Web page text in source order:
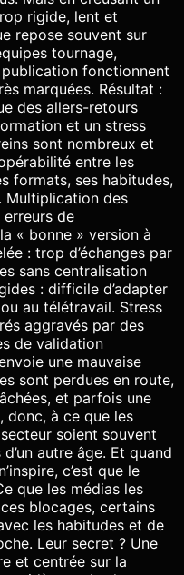
rigide, lent et
repose souvent sur
tournage,
fonctionnent
marquées. Résultat :
des allers-retours
et un stress
sont nombreux et
entre les
formats, ses habitudes,
Multiplication des
de
« bonne » version à
: trop d’échanges par
sans centralisation
: difficile d’adapter
au télétravail. Stress
aggravés par des
de validation
une mauvaise
sont perdues en route,
et parfois une
donc, à ce que les
soient souvent
autre âge. Et quand
c’est que le
que les médias les
blocages, certains
les habitudes et de
Leur secret ? Une
et centrée sur la